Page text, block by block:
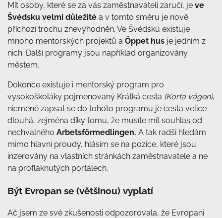
Mít osoby, které se za vás zaměstnavateli zaručí, je ve
Švédsku velmi důležité a v tomto směru je nově
příchozí trochu znevýhodněn. Ve Švédsku existuje
mnoho mentorských projektů a Öppet hus je jedním z
nich. Další programy jsou například organizovány
městem.
Dokonce existuje i mentorský program pro
vysokoškoláky pojmenovaný Krátká cesta (Korta vägen),
nicméně zapsat se do tohoto programu je cesta velice
dlouhá, zejména díky tomu, že musíte mít souhlas od
nechvalného Arbetsförmedlingen. A tak radši hledám
mimo hlavní proudy, hlásím se na pozice, které jsou
inzerovány na vlastních stránkách zaměstnavatele a ne
na profláknutých portálech.
Být Evropan se (většinou) vyplatí
Ač jsem ze své zkušenosti odpozorovala, že Evropani